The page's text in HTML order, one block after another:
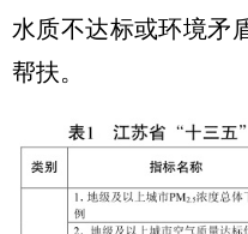
水质不达标或环境矛
帮扶。